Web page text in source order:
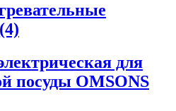
(4)
для
посуды OMSONS